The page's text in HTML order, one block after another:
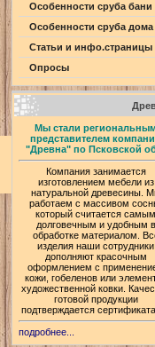
Особенности сруба бани
Особенности сруба дома
Статьи и инфо.страницы
Опросы
Мы стали
представителем
"Древна" по Псковской
Компания занимается
изготовлением мебели из
натуральной древесины.
работаем с массивом
который считается самым
долговечным и удобным в
обработке материалом.
изделия наши сотрудники
дополняют красочным
оформлением с
кожи, гобеленов или
художественной ковки.
готовой продукции
подтверждается
подробнее...